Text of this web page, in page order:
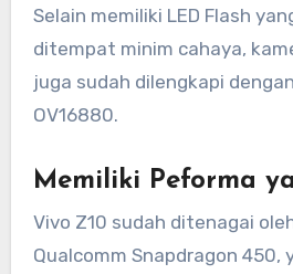
Selain memiliki LED Flash
ditempat minim cahaya,
juga sudah dilengkapi
OV16880.
Memiliki Peforma
Vivo Z10 sudah ditenagai
Qualcomm Snapdragon 450,